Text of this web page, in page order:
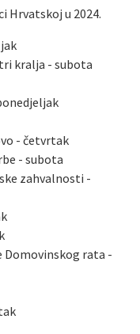
Hrvatskoj u 2024.
kralja - subota
- četvrtak
- subota
zahvalnosti -
Domovinskog rata -